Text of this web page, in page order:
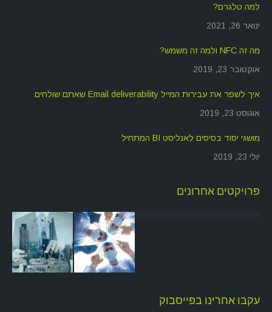
למה טלגרם?
ינואר 26, 2021
מה זה NFC ולמה זה משמש?
אוקטובר 23, 2019
איך לשפר את עבירות המייל Email deliverability שאתם שולחים
אוגוסט 23, 2019
מושגי יסוד בסיסים לאנליסט BI המתחיל
יולי 23, 2019
פרויקטים אחרונים
עקבו אחרינו בפייסבוק